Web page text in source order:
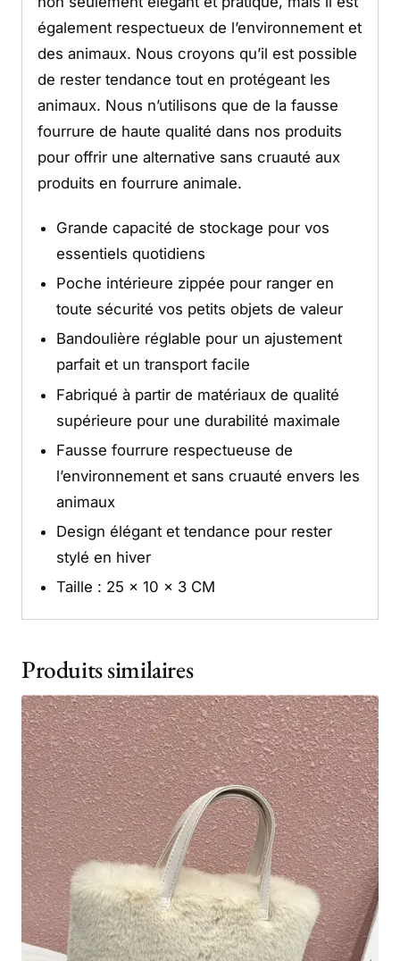
également respectueux de l’environnement et
des animaux. Nous croyons qu’il est possible
de rester tendance tout en protégeant les
animaux. Nous n’utilisons que de la fausse
fourrure de haute qualité dans nos produits
pour offrir une alternative sans cruauté aux
produits en fourrure animale.
Grande capacité de stockage pour vos
essentiels quotidiens
Poche intérieure zippée pour ranger en
toute sécurité vos petits objets de valeur
Bandoulière réglable pour un ajustement
parfait et un transport facile
Fabriqué à partir de matériaux de qualité
supérieure pour une durabilité maximale
Fausse fourrure respectueuse de
l’environnement et sans cruauté envers les
animaux
Design élégant et tendance pour rester
stylé en hiver
Taille : 25 x 10 x 3 CM
Produits similaires